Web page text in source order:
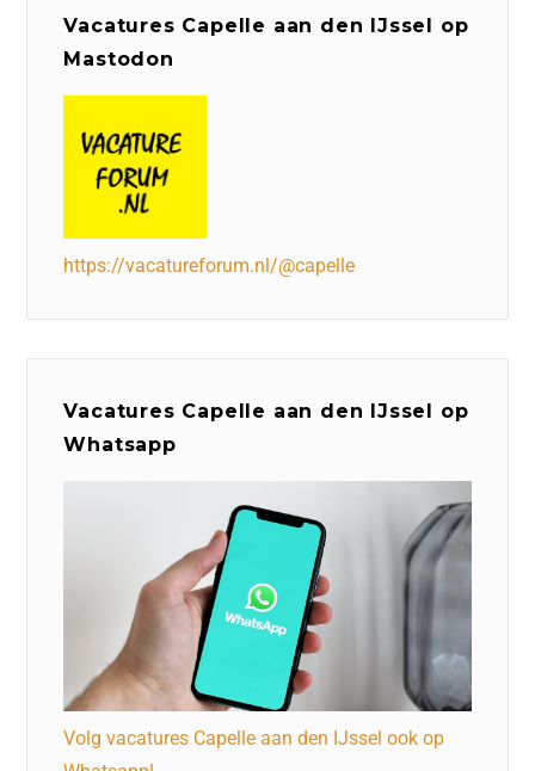
Vacatures Capelle aan den IJssel op
Mastodon
https://vacatureforum.nl/@capelle
Vacatures Capelle aan den IJssel op
Whatsapp
Volg vacatures Capelle aan den IJssel ook op